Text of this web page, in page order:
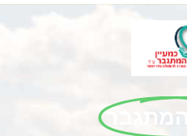
המתגבר